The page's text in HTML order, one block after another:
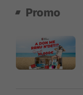
Promo